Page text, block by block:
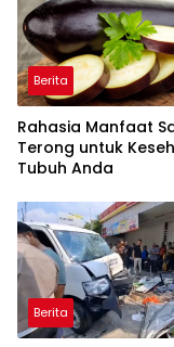
Berita
Rahasia Manfaat
Terong untuk
Tubuh Anda
Berita